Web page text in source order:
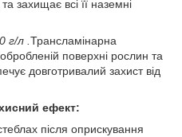
захищає всі її наземні
г/л .Трансламінарна
поверхні рослин та
довготривалий захист від
ефект:
після оприскування